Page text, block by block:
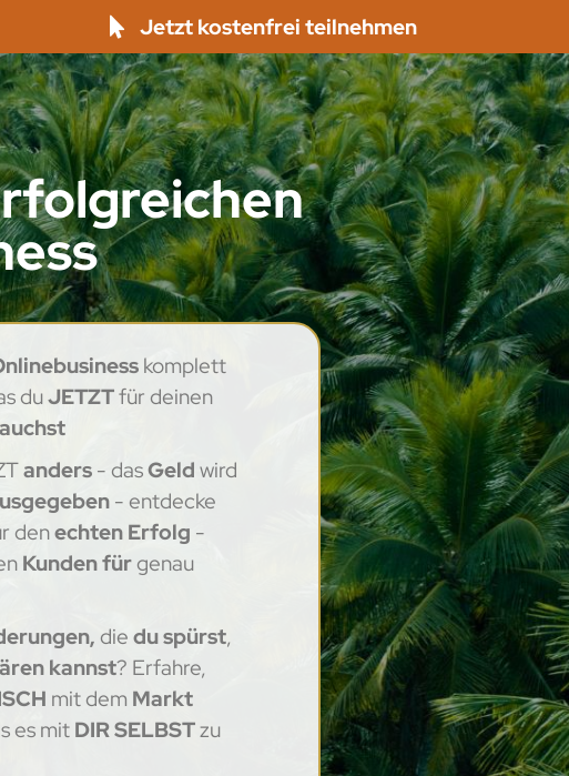
Jetzt kostenfrei teilnehmen
komplett
duJETZTfür deinen
anders- dasGeldwird
- entdecke
denechten Erfolg -
Kunden fürgenau
diedu spürst,
kannst? Erfahre,
mit dem Markt
es mitDIR SELBSTzu